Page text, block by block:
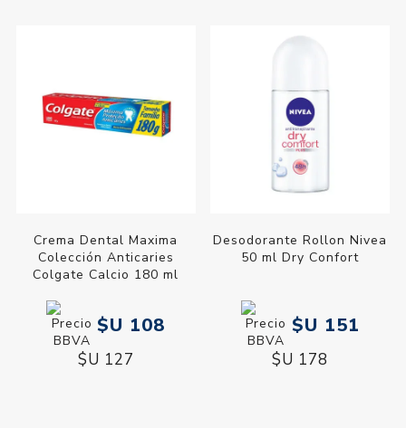
Crema Dental Maxima
Colección Anticaries
Colgate Calcio 180 ml
$U 108
$U 127
Desodorante Rollon Nivea
50 ml Dry Confort
$U 151
$U 178